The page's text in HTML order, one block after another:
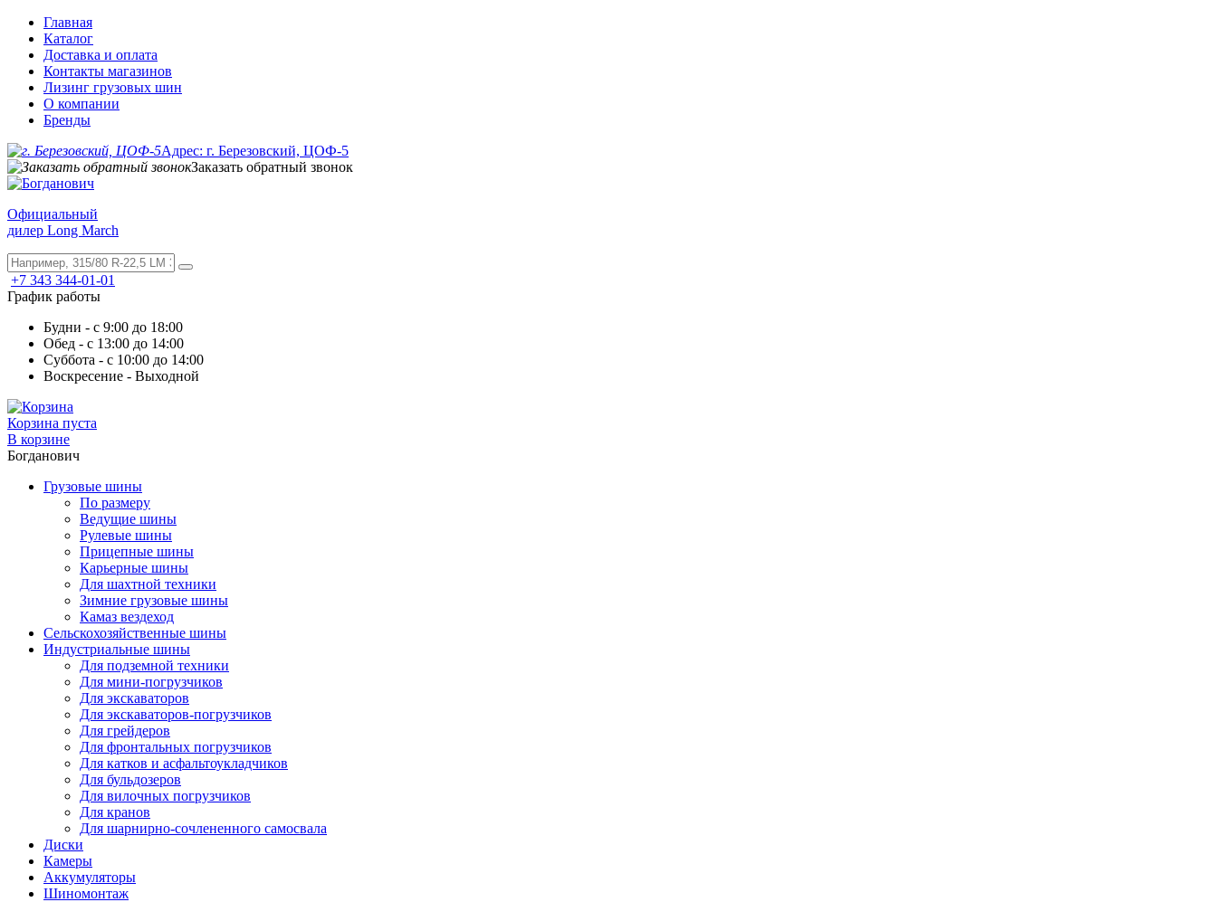
Главная
Каталог
Доставка и оплата
Контакты магазинов
Лизинг грузовых шин
О компании
Бренды
Адрес: г. Березовский, ЦОФ-5
Заказать обратный звонок
Официальный
дилер Long March
+7 343 344-01-01
График работы
Будни - с 9:00 до 18:00
Обед - с 13:00 до 14:00
Суббота - с 10:00 до 14:00
Воскресение - Выходной
Корзина пуста
В корзине
Богданович
Грузовые шины
По размеру
Ведущие шины
Рулевые шины
Прицепные шины
Карьерные шины
Для шахтной техники
Зимние грузовые шины
Камаз вездеход
Сельскохозяйственные шины
Индустриальные шины
Для подземной техники
Для мини-погрузчиков
Для экскаваторов
Для экскаваторов-погрузчиков
Для грейдеров
Для фронтальных погрузчиков
Для катков и асфальтоукладчиков
Для бульдозеров
Для вилочных погрузчиков
Для кранов
Для шарнирно-сочлененного самосвала
Диски
Камеры
Аккумуляторы
Шиномонтаж